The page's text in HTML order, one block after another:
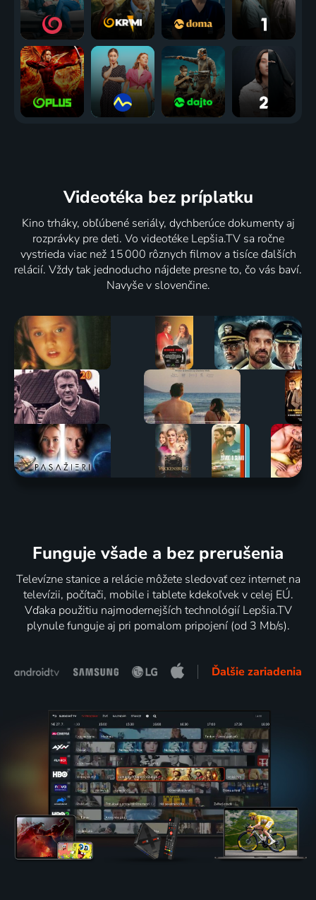
Videotéka bez príplatku
Kino trháky, obľúbené seriály, dychberúce dokumenty aj
rozprávky pre deti. Vo videotéke Lepšia.TV sa ročne
vystrieda viac než 15 000 rôznych filmov a tisíce ďalších
relácií. Vždy tak jednoducho nájdete presne to, čo vás baví.
Navyše v slovenčine.
Funguje všade a bez prerušenia
Televízne stanice a relácie môžete sledovať cez internet na
televízii, počítači, mobile i tablete kdekoľvek v celej EÚ.
Vďaka použitiu najmodernejších technológií Lepšia.TV
plynule funguje aj pri pomalom pripojení (od 3 Mb/s).
Ďalšie zariadenia